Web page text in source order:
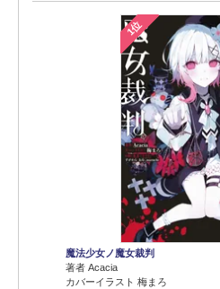
1位
魔法少女ノ魔女裁判
著者 Acacia
カバーイラスト 梅まろ